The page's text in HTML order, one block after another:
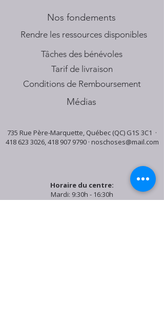
Nos fondements
​Rendre les ressources disponibles
Tâches des bénévoles
Tarif de livraison
Conditions de Remboursement
Médias
735 Rue Père-Marquette, Québec (QC) G1S 3C1 ·
418 623 3026,418 907 9790· noschoses@mail.com
Horaire du centre:
Mardi: 9:30h - 16:30h